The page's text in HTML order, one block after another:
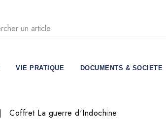
VIE PRATIQUE DOCUMENTS & SOCIETE
Coffret La guerre d'Indochine